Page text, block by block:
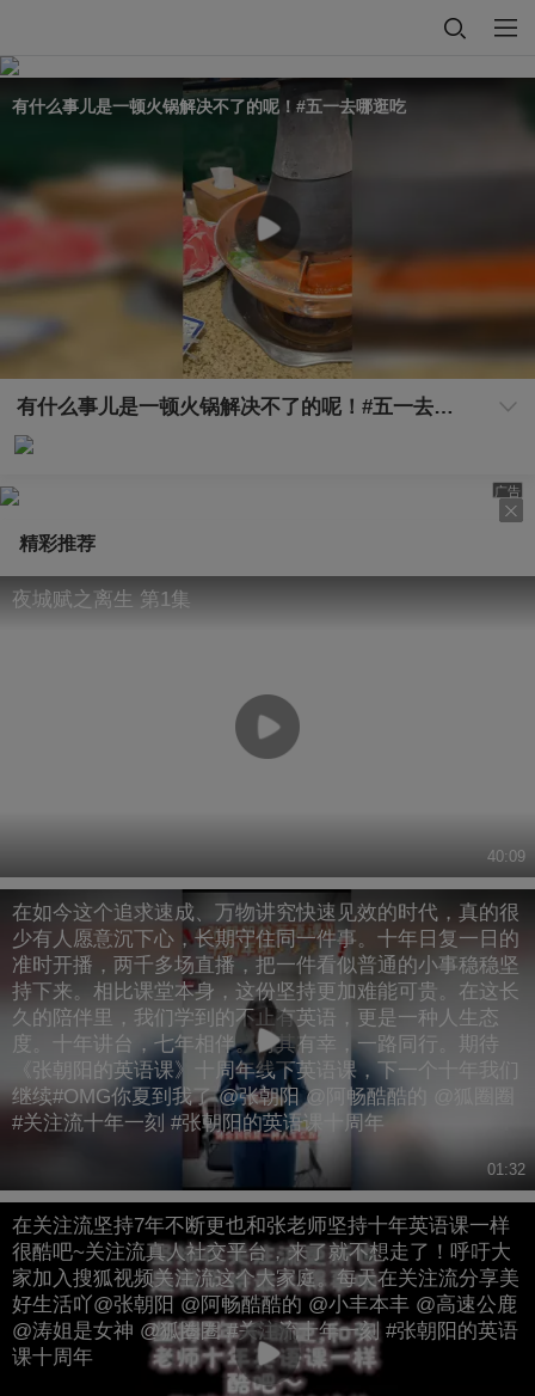
有什么事儿是一顿火锅解决不了的呢！#五一去哪逛吃
有什么事儿是一顿火锅解决不了的呢！#五一去哪逛吃
广告
精彩推荐
夜城赋之离生 第1集
40:09
在如今这个追求速成、万物讲究快速见效的时代，真的很
少有人愿意沉下心，长期守住同一件事。十年日复一日的
准时开播，两千多场直播，把一件看似普通的小事稳稳坚
持下来。相比课堂本身，这份坚持更加难能可贵。在这长
久的陪伴里，我们学到的不止有英语，更是一种人生态
度。十年讲台，七年相伴。何其有幸，一路同行。期待
《张朝阳的英语课》十周年线下英语课，下一个十年我们
继续#OMG你夏到我了 @张朝阳 @阿畅酷酷的 @狐圈圈
#关注流十年一刻 #张朝阳的英语课十周年
01:32
在关注流坚持7年不断更也和张老师坚持十年英语课一样
很酷吧~关注流真人社交平台，来了就不想走了！呼吁大
家加入搜狐视频关注流这个大家庭。每天在关注流分享美
好生活吖@张朝阳 @阿畅酷酷的 @小丰本丰 @高速公鹿
@涛姐是女神 @狐圈圈 #关注流十年一刻 #张朝阳的英语
课十周年